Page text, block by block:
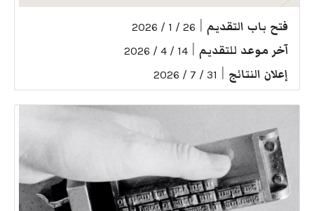
فتح باب التقديم 26 / 1 / 2026
آخر موعد للتقديم 14 / 4 / 2026
إعلان النتائج 31 / 7 / 2026